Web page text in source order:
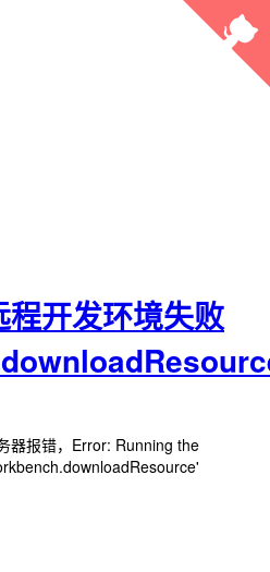
开发环境失败
器报错，Error: Running the